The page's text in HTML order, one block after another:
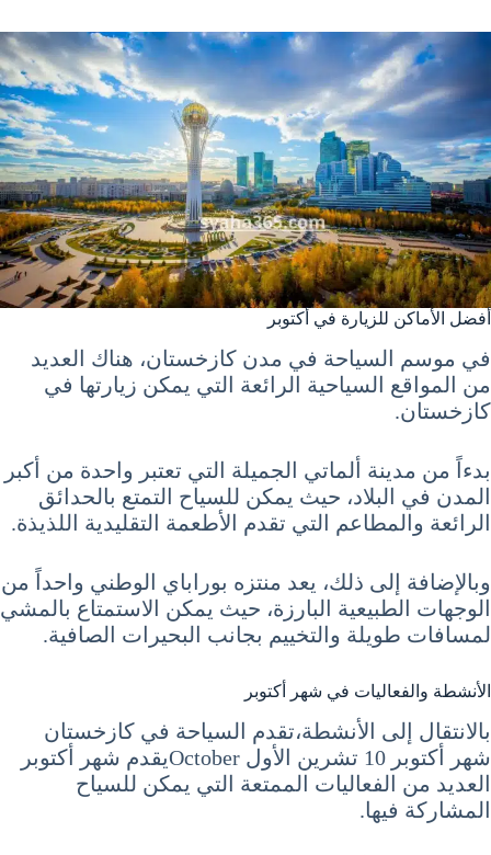
أفضل الأماكن للزيارة في أكتوبر
في موسم السياحة في مدن كازخستان، هناك العديد
من المواقع السياحية الرائعة التي يمكن زيارتها في
كازخستان.
بدءاً من مدينة ألماتي الجميلة التي تعتبر واحدة من أكبر
المدن في البلاد، حيث يمكن للسياح التمتع بالحدائق
الرائعة والمطاعم التي تقدم الأطعمة التقليدية اللذيذة.
وبالإضافة إلى ذلك، يعد منتزه بوراباي الوطني واحداً من
الوجهات الطبيعية البارزة، حيث يمكن الاستمتاع بالمشي
لمسافات طويلة والتخييم بجانب البحيرات الصافية.
الأنشطة والفعاليات في شهر أكتوبر
بالانتقال إلى الأنشطة،تقدم السياحة في كازخستان
شهر أكتوبر 10 تشرين الأول Octoberيقدم شهر أكتوبر
العديد من الفعاليات الممتعة التي يمكن للسياح
المشاركة فيها.